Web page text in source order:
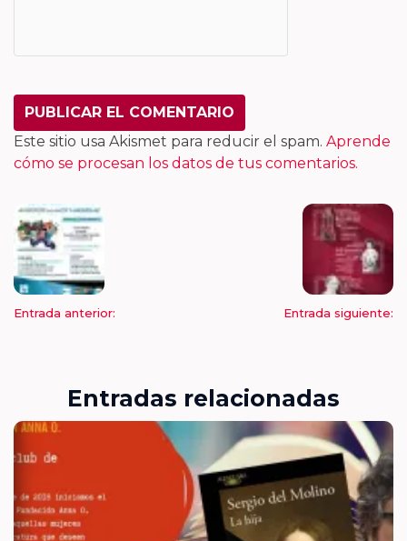
Este sitio usa Akismet para reducir el spam. Aprende
cómo se procesan los datos de tus comentarios.
Entrada anterior: Entrada siguiente:
Entradas relacionadas